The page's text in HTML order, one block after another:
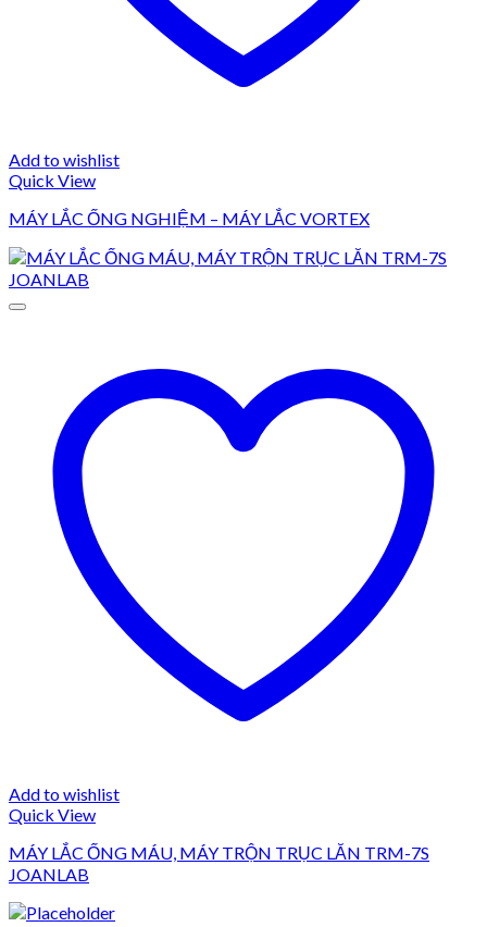
Add to wishlist
Quick View
MÁY LẮC ỐNG NGHIỆM – MÁY LẮC VORTEX
Add to wishlist
Quick View
MÁY LẮC ỐNG MÁU, MÁY TRỘN TRỤC LĂN TRM-7S
JOANLAB